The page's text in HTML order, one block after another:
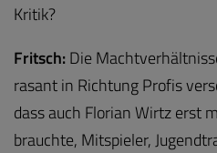
Kritik?
Fritsch:Die
rasant in Richtung Profis
dass auch Florian Wirtz erst
brauchte, Mitspieler,